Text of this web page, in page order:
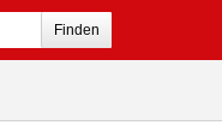
Finden